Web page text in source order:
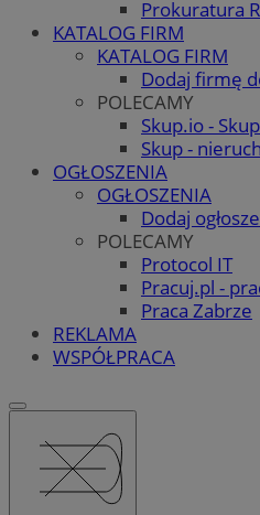
Prokuratura
KATALOG FIRM
KATALOG FIRM
Dodaj firmę
POLECAMY
Skup.io -
Skup -
OGŁOSZENIA
OGŁOSZENIA
Dodaj
POLECAMY
Protocol IT
Pracuj.pl -
Praca Zabrze
REKLAMA
WSPÓŁPRACA